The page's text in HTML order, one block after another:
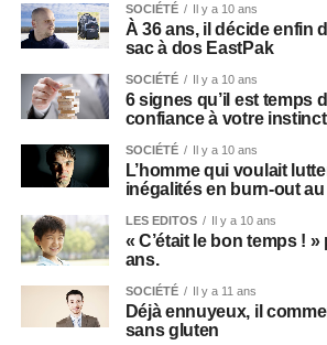
SOCIÉTÉ Il y a 10 ans
À 36 ans, il décide enfin
sac à dos EastPak
SOCIÉTÉ Il y a 10 ans
6 signes qu’il est temps
confiance à votre instinct
SOCIÉTÉ Il y a 10 ans
L’homme qui voulait
inégalités en burn-out
LES EDITOS Il y a 10 ans
« C’était le bon temps !
ans.
SOCIÉTÉ Il y a 11 ans
Déjà ennuyeux, il
sans gluten